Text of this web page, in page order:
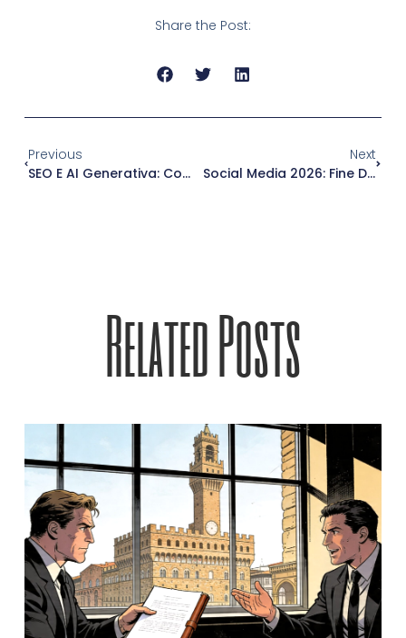
Share the Post:
Previous
SEO E AI Generativa: Come Ottimizzare I Contenuti Per Essere Trovati Dalle Intelligenze Artificiali
Next
Social Media 2026: Fine Dei Contenuti Virali, Inizio Delle Conversazioni Significative
Related Posts